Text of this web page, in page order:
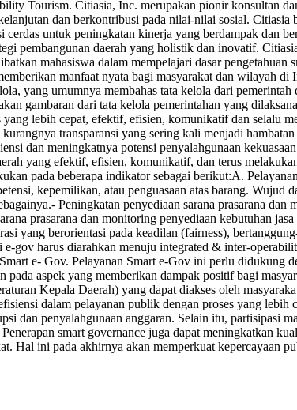
Tourism. Citiasia, Inc. merupakan pionir konsultan
dan berkontribusi pada nilai-nilai sosial. Citiasia
untuk peningkatan kinerja yang berdampak dan
pembangunan daerah yang holistik dan inovatif.
mahasiswa dalam mempelajari dasar pengetahuan
manfaat nyata bagi masyarakat dan wilayah di
yang umumnya membahas tata kelola dari pemerintah
gambaran dari tata kelola pemerintahan yang
lebih cepat, efektif, efisien, komunikatif dan selalu
transparansi yang sering kali menjadi
dan meningkatnya potensi penyalahgunaan
yang efektif, efisien, komunikatif, dan terus
pada beberapa indikator sebagai berikut:A.
kepemilikan, atau penguasaan atas barang. Wujud
Peningkatan penyediaan sarana prasarana dan
prasarana dan monitoring penyediaan kebutuhan
yang berorientasi pada keadilan (fairness),
gov harus diarahkan menuju integrated & inter-
e- Gov. Pelayanan Smart e-Gov ini perlu didukung
aspek yang memberikan dampak positif bagi
Kepala Daerah) yang dapat diakses oleh
dalam pelayanan publik dengan proses yang lebih
dan penyalahgunaan anggaran. Selain itu, partisipasi
smart governance juga dapat meningkatkan
Hal ini pada akhirnya akan memperkuat kepercayaan